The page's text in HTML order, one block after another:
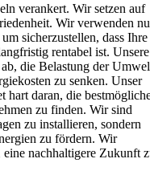
verankert. Wir setzen auf
Wir verwenden
sicherzustellen, dass Ihre
rentabel ist. Unsere
die Belastung der
zu senken. Unser
hart daran, die
zu finden. Wir sind
zu installieren, sondern
zu fördern. Wir
eine nachhaltigere Zukunft